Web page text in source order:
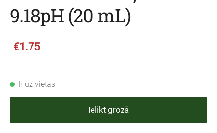
9.18pH (20 mL)
€1.75
Ir uz vietas
Ielikt grozā